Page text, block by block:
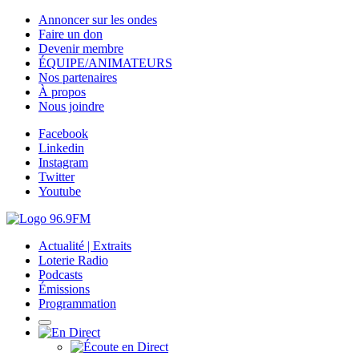
Annoncer sur les ondes
Faire un don
Devenir membre
ÉQUIPE/ANIMATEURS
Nos partenaires
À propos
Nous joindre
Facebook
Linkedin
Instagram
Twitter
Youtube
Actualité | Extraits
Loterie Radio
Podcasts
Émissions
Programmation